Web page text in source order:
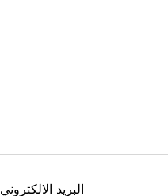
البريد الالكتروني